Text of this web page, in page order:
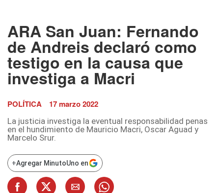
ARA San Juan: Fernando
de Andreis declaró como
testigo en la causa que
investiga a Macri
POLÍTICA 17 marzo 2022
La justicia investiga la eventual responsabilidad penas
en el hundimiento de Mauricio Macri, Oscar Aguad y
Marcelo Srur.
+Agregar MinutoUno en